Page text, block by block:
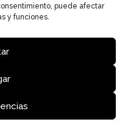
puede afectar
y funciones.
de Privacidad